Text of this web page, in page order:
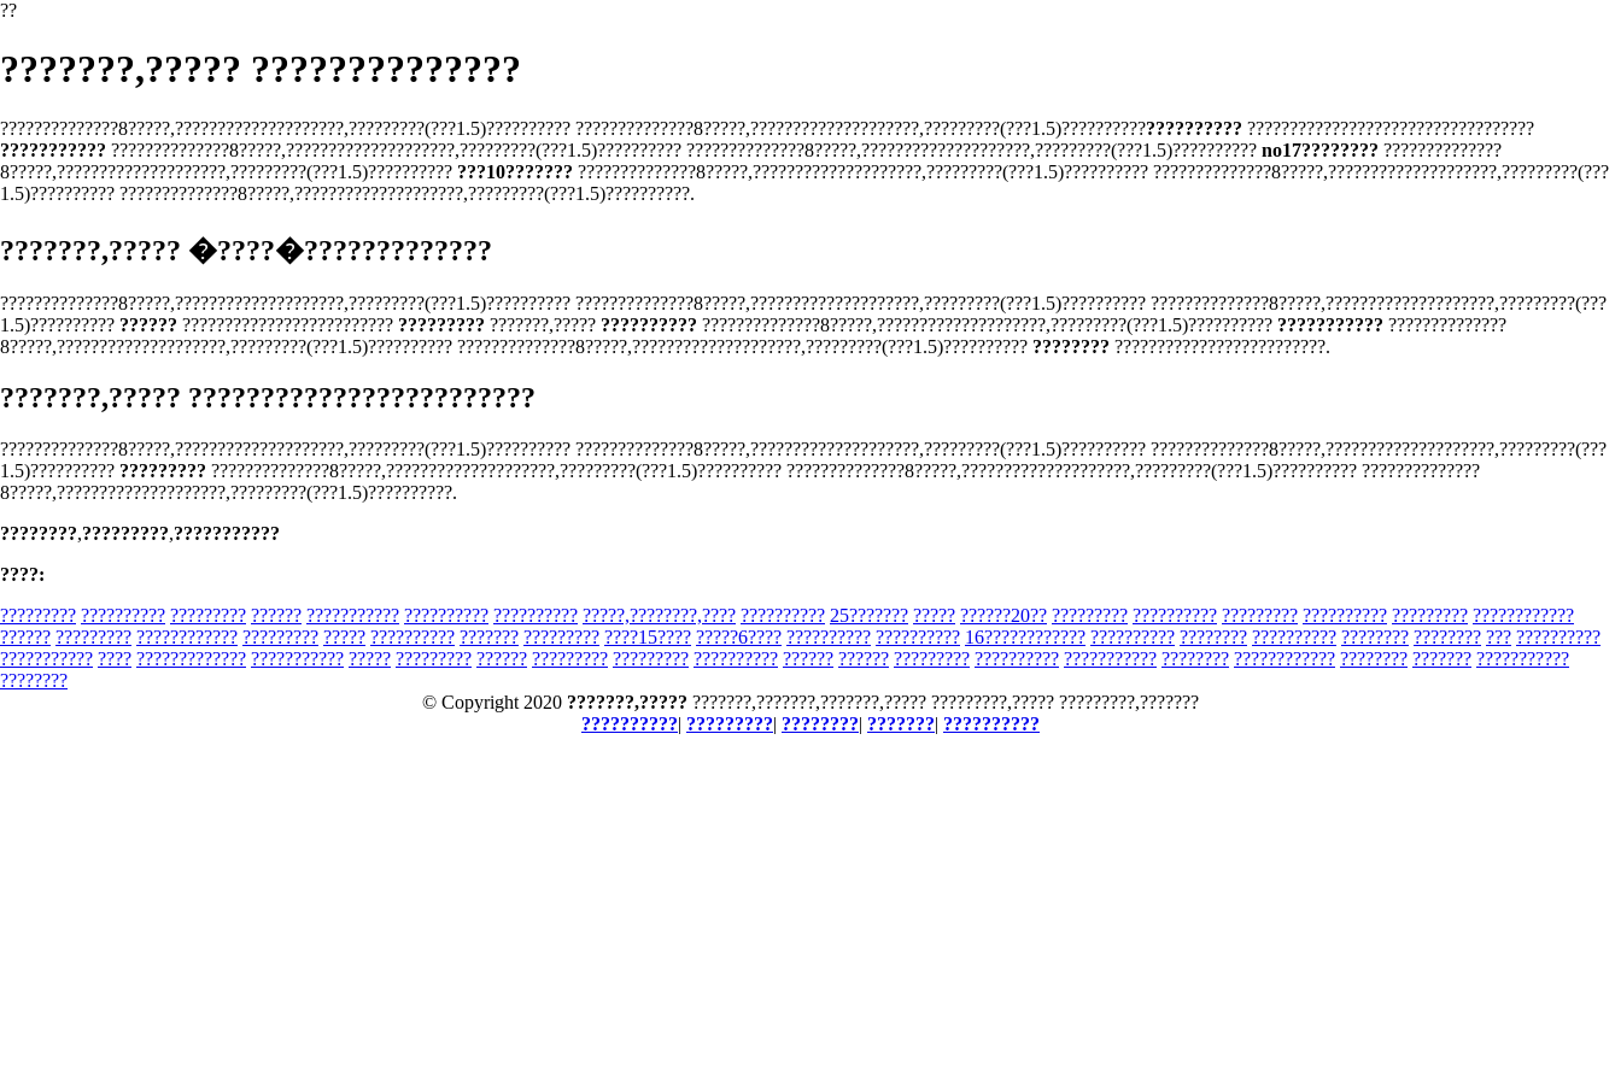
??
???????,????? ??????????????
??????????????8?????,????????????????????,?????????(???1.5)?????????? ??????????????8?????,????????????????????,?????????(???1.5)???????????????????? ??????????????????????????????????
??????????? ??????????????8?????,????????????????????,?????????(???1.5)?????????? ??????????????8?????,????????????????????,?????????(???1.5)?????????? no17???????? ??????????????
8?????,????????????????????,?????????(???1.5)?????????? ???10??????? ??????????????8?????,????????????????????,?????????(???1.5)?????????? ??????????????8?????,????????????????????,?????????(???
1.5)?????????? ??????????????8?????,????????????????????,?????????(???1.5)??????????.
???????,????? �????�?????????????
??????????????8?????,????????????????????,?????????(???1.5)?????????? ??????????????8?????,????????????????????,?????????(???1.5)?????????? ??????????????8?????,????????????????????,?????????(???
1.5)?????????? ?????? ????????????????????????? ????????? ???????,????? ?????????? ??????????????8?????,????????????????????,?????????(???1.5)?????????? ??????????? ??????????????
8?????,????????????????????,?????????(???1.5)?????????? ??????????????8?????,????????????????????,?????????(???1.5)?????????? ???????? ?????????????????????????.
???????,????? ????????????????????????
??????????????8?????,????????????????????,?????????(???1.5)?????????? ??????????????8?????,????????????????????,?????????(???1.5)?????????? ??????????????8?????,????????????????????,?????????(???
1.5)?????????? ????????? ??????????????8?????,????????????????????,?????????(???1.5)?????????? ??????????????8?????,????????????????????,?????????(???1.5)?????????? ??????????????
8?????,????????????????????,?????????(???1.5)??????????.
????????,?????????,???????????
????:
????????? ?????????? ????????? ?????? ??????????? ?????????? ?????????? ?????,????????,???? ?????????? 25??????? ????? ??????20?? ????????? ?????????? ????????? ?????????? ????????? ????????????
?????? ????????? ???????????? ????????? ????? ?????????? ??????? ????????? ????15???? ?????6???? ?????????? ?????????? 16???????????? ?????????? ???????? ?????????? ???????? ???????? ??? ??????????
??????????? ???? ????????????? ??????????? ????? ????????? ?????? ????????? ????????? ?????????? ?????? ?????? ????????? ?????????? ??????????? ???????? ???????????? ???????? ??????? ???????????
????????
© Copyright 2020 ???????,????? ???????,???????,???????,????? ?????????,????? ?????????,???????
??????????| ?????????| ????????| ???????| ??????????